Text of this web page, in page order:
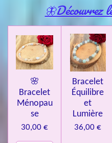
🦋Découvrez
🌸
Bracelet
Ménopau
se
30,00 €
Bracelet
Équilibre
et
Lumière
36,00 €